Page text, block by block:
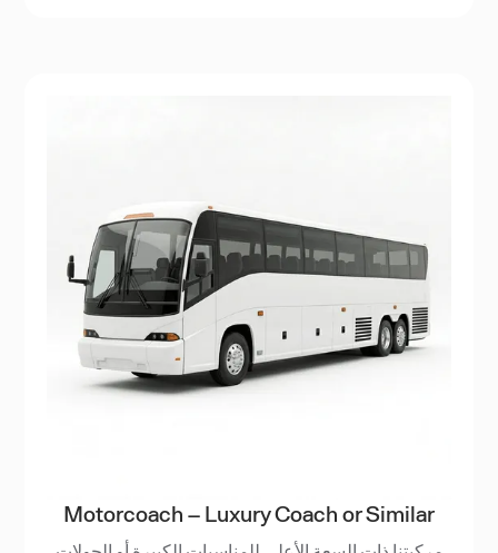
Motorcoach – Luxury Coach or Similar